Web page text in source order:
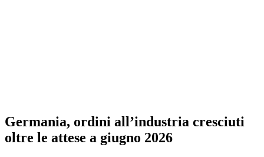
Germania, ordini all’industria cresciuti
oltre le attese a giugno 2026